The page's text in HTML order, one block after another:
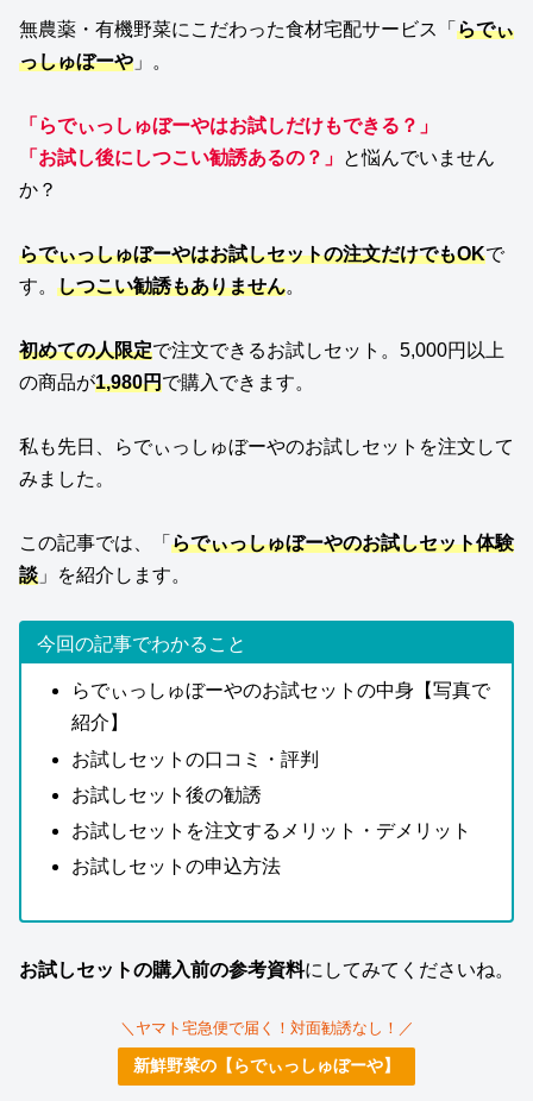
無農薬・有機野菜にこだわった食材宅配サービス「 らでぃ
っしゅぼーや 」。
「らでぃっしゅぼーやはお試しだけもできる？」
「お試し後にしつこい勧誘あるの？」 と悩んでいません
か？
らでぃっしゅぼーやはお試しセットの注文だけでもOKで
す。 しつこい勧誘もありません。
初めての人限定で注文できるお試しセット。5,000円以上
の商品が1,980円で購入できます。
私も先日、らでぃっしゅぼーやのお試しセットを注文して
みました。
この記事では、「 らでぃっしゅぼーやのお試しセット体験
談 」を紹介します。
今回の記事でわかること
らでぃっしゅぼーやのお試セットの中身【写真で
紹介】
お試しセットの口コミ・評判
お試しセット後の勧誘
お試しセットを注文するメリット・デメリット
お試しセットの申込方法
お試しセットの購入前の参考資料にしてみてくださいね。
＼ヤマト宅急便で届く！対面勧誘なし！／
新鮮野菜の【らでぃっしゅぼーや】